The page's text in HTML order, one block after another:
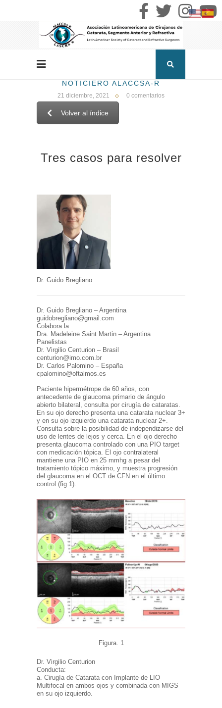
NOTICIERO ALACCSA-R
21 diciembre, 2021 0 comentarios
Volver al índice
Tres casos para resolver
Dr. Guido Bregliano
Dr. Guido Bregliano – Argentina
guidobregliano@gmail.com
Colabora la
Dra. Madeleine Saint Martin – Argentina
Panelistas
Dr. Virgilio Centurion – Brasil
centurion@imo.com.br
Dr. Carlos Palomino – España
cpalomino@oftalmos.es
Paciente hipermétrope de 60 años, con
antecedente de glaucoma primario de ángulo
abierto bilateral, consulta por cirugía de cataratas.
En su ojo derecho presenta una catarata nuclear 3+
y en su ojo izquierdo una catarata nuclear 2+.
Consulta sobre la posibilidad de independizarse del
uso de lentes de lejos y cerca. En el ojo derecho
presenta glaucoma controlado con una PIO target
con medicación tópica. El ojo contralateral
mantiene una PIO en 25 mmhg a pesar del
tratamiento tópico máximo, y muestra progresión
del glaucoma en el OCT de CFN en el último
control (fig 1).
Figura. 1
Dr. Virgilio Centurion
Conducta:
a. Cirugía de Catarata con Implante de LIO
Multifocal en ambos ojos y combinada con MIGS
en su ojo izquierdo.